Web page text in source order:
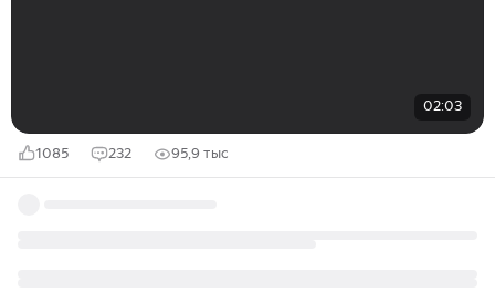
02:03
1085 232 95,9 тыс